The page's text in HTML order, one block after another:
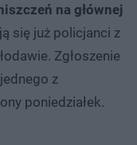
na głównej
się już policjanci z
Zgłoszenie
z
poniedziałek.